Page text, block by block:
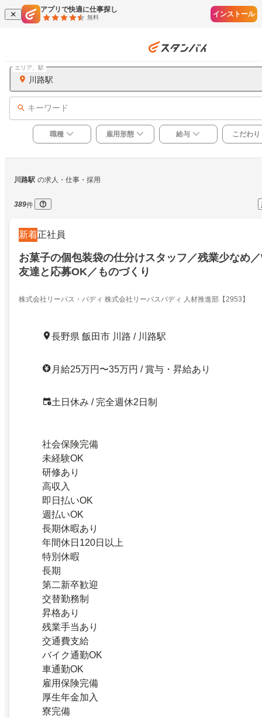
アプリで快適に仕事探し
無料 インストール
川路駅
エリア、駅
キーワード
職種 雇用形態 給与 こだわり
川路駅 の求人・仕事・採用
389件
新着正社員
お菓子の個包装袋の仕分けスタッフ／残業少なめ
友達と応募OK／ものづくり
株式会社リーパス・バディ 株式会社リーパスバディ 人材推進部【2953】
長野県 飯田市 川路 / 川路駅
月給25万円〜35万円 / 賞与・昇給あり
土日休み / 完全週休2日制
社会保険完備
未経験OK
研修あり
高収入
即日払いOK
週払いOK
長期休暇あり
年間休日120日以上
特別休暇
長期
第二新卒歓迎
交替勤務制
昇格あり
残業手当あり
交通費支給
バイク通勤OK
車通勤OK
雇用保険完備
厚生年金加入
寮完備